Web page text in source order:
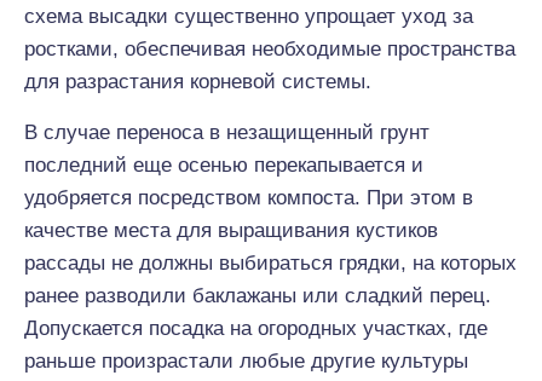
схема высадки существенно упрощает уход за
ростками, обеспечивая необходимые пространства
для разрастания корневой системы.
В случае переноса в незащищенный грунт
последний еще осенью перекапывается и
удобряется посредством компоста. При этом в
качестве места для выращивания кустиков
рассады не должны выбираться грядки, на которых
ранее разводили баклажаны или сладкий перец.
Допускается посадка на огородных участках, где
раньше произрастали любые другие культуры